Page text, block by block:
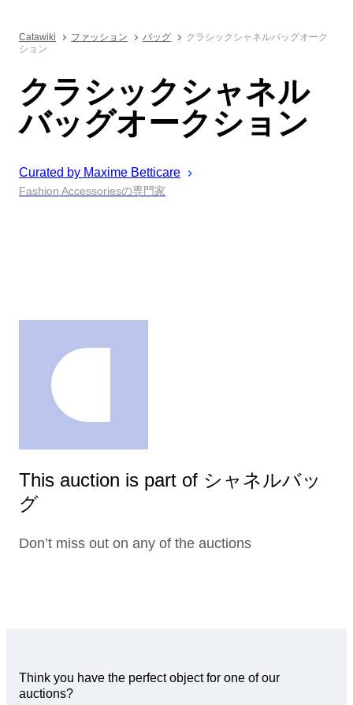
Catawiki ファッション バッグ
クラシックシャネルバッグオーク
ション
クラシックシャネル
バッグオークション
Curated by Maxime Betticare
Fashion Accessoriesの専門家
This auction is part of シャネルバッ
グ
Don’t miss out on any of the auctions
Think you have the perfect object for one of our
auctions?